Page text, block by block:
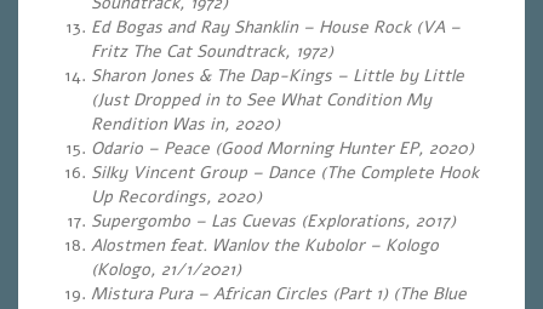
Ed Bogas and Ray Shanklin – House Rock (VA –
Fritz The Cat Soundtrack, 1972)
Sharon Jones & The Dap-Kings – Little by Little
(Just Dropped in to See What Condition My
Rendition Was in, 2020)
Odario – Peace (Good Morning Hunter EP, 2020)
Silky Vincent Group – Dance (The Complete Hook
Up Recordings, 2020)
Supergombo – Las Cuevas (Explorations, 2017)
Alostmen feat. Wanlov the Kubolor – Kologo
(Kologo, 21/1/2021)
Mistura Pura – African Circles (Part 1) (The Blue